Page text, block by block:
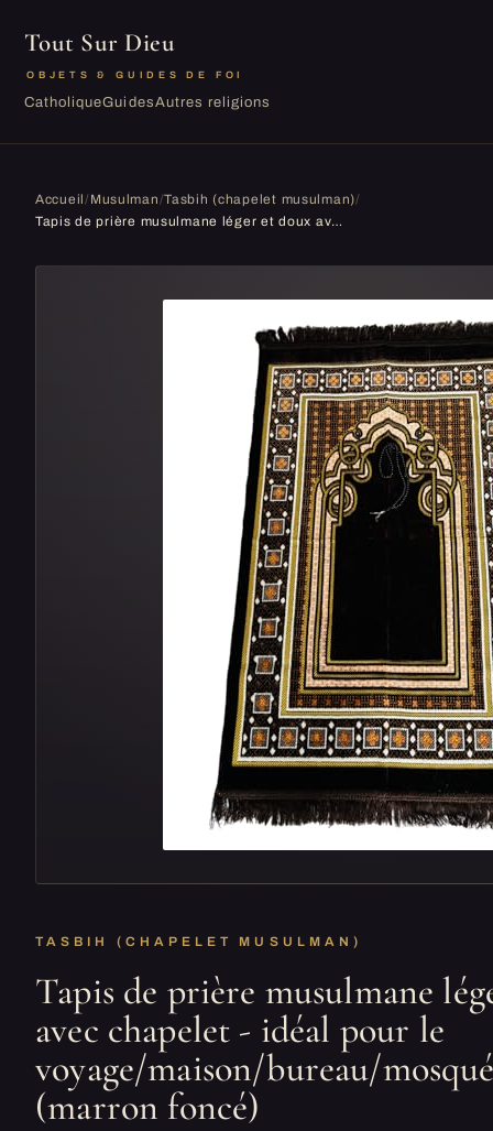
Tout Sur Dieu
OBJETS & GUIDES DE FOI
CatholiqueGuidesAutres religions
Accueil/ Musulman/Tasbih (chapelet musulman)/
Tapis de prière musulmane léger et doux avec chapelet - idéal pour le voyage/maison/bureau/mosquée/Hajj/Umrah (marron foncé)
TASBIH (CHAPELET MUSULMAN)
Tapis de prière musulmane
avec chapelet - idéal pour le
voyage/maison/bureau/
(marron foncé)